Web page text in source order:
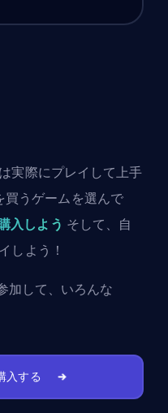
実際にプレイして上手
うゲームを選んで
入しよう そして、自
しよう！
加して、いろんな
入する